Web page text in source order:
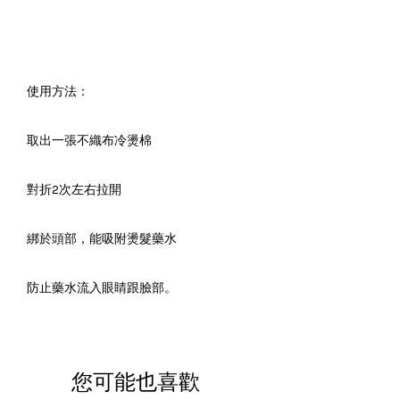
使用方法：
取出一張不織布冷燙棉
對折2次左右拉開
綁於頭部，能吸附燙髮藥水
防止藥水流入眼睛跟臉部。
您可能也喜歡